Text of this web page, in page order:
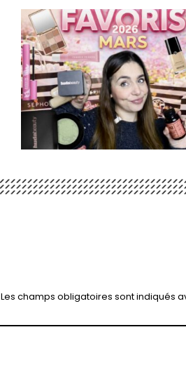
Les champs obligatoires sont indiqués